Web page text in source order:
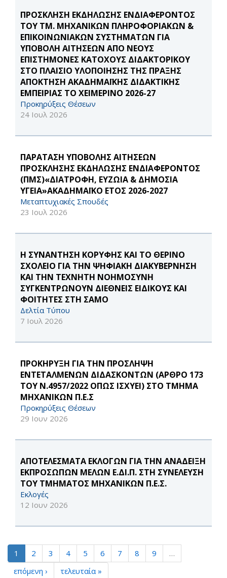
ΠΡΟΣΚΛΗΣΗ ΕΚΔΗΛΩΣΗΣ ΕΝΔΙΑΦΕΡΟΝΤΟΣ
ΤΟΥ ΤΜ. ΜΗΧΑΝΙΚΩΝ ΠΛΗΡΟΦΟΡΙΑΚΩΝ &
ΕΠΙΚΟΙΝΩΝΙΑΚΩΝ ΣΥΣΤΗΜΑΤΩΝ ΓΙΑ
ΥΠΟΒΟΛΗ ΑΙΤΗΣΕΩΝ ΑΠΟ ΝΕΟΥΣ
ΕΠΙΣΤΗΜΟΝΕΣ ΚΑΤΟΧΟΥΣ ΔΙΔΑΚΤΟΡΙΚΟΥ
ΣΤΟ ΠΛΑΙΣΙΟ ΥΛΟΠΟΙΗΣΗΣ ΤΗΣ ΠΡΑΞΗΣ
ΑΠΟΚΤΗΣΗ ΑΚΑΔΗΜΑΪΚΗΣ ΔΙΔΑΚΤΙΚΗΣ
ΕΜΠΕΙΡΙΑΣ ΤΟ ΧΕΙΜΕΡΙΝΟ 2026-27
Προκηρύξεις Θέσεων
24 Ιουλ 2026
ΠΑΡΑΤΑΣΗ ΥΠΟΒΟΛΗΣ ΑΙΤΗΣΕΩΝ
ΠΡΟΣΚΛΗΣΗΣ ΕΚΔΗΛΩΣΗΣ ΕΝΔΙΑΦΕΡΟΝΤΟΣ
(ΠΜΣ)«ΔΙΑΤΡΟΦΗ, ΕΥΖΩΙΑ & ΔΗΜΟΣΙΑ
ΥΓΕΙΑ»ΑΚΑΔΗΜΑΪΚΟ ΕΤΟΣ 2026-2027
Μεταπτυχιακές Σπουδές
23 Ιουλ 2026
Η ΣΥΝΑΝΤΗΣΗ ΚΟΡΥΦΗΣ ΚΑΙ ΤΟ ΘΕΡΙΝΟ
ΣΧΟΛΕΙΟ ΓΙΑ ΤΗΝ ΨΗΦΙΑΚΗ ΔΙΑΚΥΒΕΡΝΗΣΗ
ΚΑΙ ΤΗΝ ΤΕΧΝΗΤΗ ΝΟΗΜΟΣΥΝΗ
ΣΥΓΚΕΝΤΡΩΝΟΥΝ ΔΙΕΘΝΕΙΣ ΕΙΔΙΚΟΥΣ ΚΑΙ
ΦΟΙΤΗΤΕΣ ΣΤΗ ΣΑΜΟ
Δελτία Τύπου
7 Ιουλ 2026
ΠΡΟΚΗΡΥΞΗ ΓΙΑ ΤΗΝ ΠΡΟΣΛΗΨΗ
ΕΝΤΕΤΑΛΜΕΝΩΝ ΔΙΔΑΣΚΟΝΤΩΝ (ΑΡΘΡΟ 173
ΤΟΥ Ν.4957/2022 ΟΠΩΣ ΙΣΧΥΕΙ) ΣΤΟ ΤΜΗΜΑ
ΜΗΧΑΝΙΚΩΝ Π.Ε.Σ
Προκηρύξεις Θέσεων
29 Ιουν 2026
ΑΠΟΤΕΛΕΣΜΑΤΑ ΕΚΛΟΓΩΝ ΓΙΑ ΤΗΝ ΑΝΑΔΕΙΞΗ
ΕΚΠΡΟΣΩΠΩΝ ΜΕΛΩΝ Ε.ΔΙ.Π. ΣΤΗ ΣΥΝΕΛΕΥΣΗ
ΤΟΥ ΤΜΗΜΑΤΟΣ ΜΗΧΑΝΙΚΩΝ Π.Ε.Σ.
Εκλογές
12 Ιουν 2026
1 2 3 4 5 6 7 8 9
…
επόμενη ›
τελευταία »